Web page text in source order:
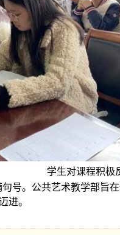
学生对课程积极
。公共艺术教学部旨在
进。